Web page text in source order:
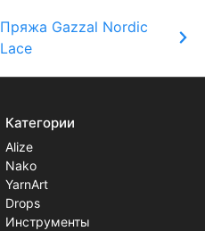
Пряжа Gazzal Nordic
Lace
Категории
Alize
Nako
YarnArt
Drops
Инструменты